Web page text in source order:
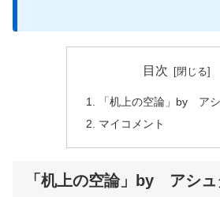
目次
「机上の空論」by ア
マイコメント
「机上の空論」by アシュ